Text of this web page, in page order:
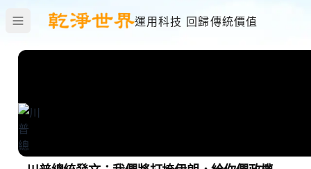
運用科技 回歸傳統價值